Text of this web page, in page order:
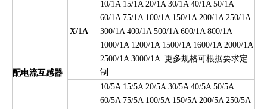
配电流互感器
X/1A
10/1A 15/1A 20/1A 30/1A 40/1A 50/1A
60/1A 75/1A 100/1A 150/1A 200/1A 250/1A
300/1A 400/1A 500/1A 600/1A 800/1A
1000/1A 1200/1A 1500/1A 1600/1A 2000/1A
2500/1A 3000/1A 更多规格可根据要求定
制
10/5A 15/5A 20/5A 30/5A 40/5A 50/5A
60/5A 75/5A 100/5A 150/5A 200/5A 250/5A